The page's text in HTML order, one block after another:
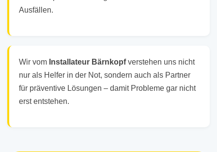
Ausfällen.
Wir vom Installateur Bärnkopfverstehen uns nicht
nur als Helfer in der Not, sondern auch als Partner
für präventive Lösungen – damit Probleme gar nicht
erst entstehen.